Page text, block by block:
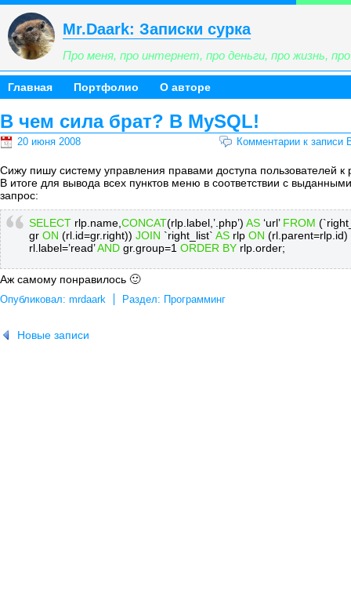
Mr.Daark: Записки сурка
Про меня, про интернет, про деньги, про жизнь,
Главная Портфолио О авторе
В чем сила брат? В MySQL!
20 июня 2008 Комментарии к записи
Сижу пишу систему управления правами доступа пользователей
В итоге для вывода всех пунктов меню в соответствии с
запрос:
SELECT rlp.name, CONCAT(rlp.label,’.php’) AS ‘url’ FROM
gr ON (rl.id=gr.right)) JOIN `right_list` AS rlp ON (rl.parent=rlp.id)
rl.label=’read’AND gr.group=1 ORDER BY rlp.order;
Аж самому понравилось 🙂
Опубликовал: mrdaark Раздел: Программинг
Новые записи